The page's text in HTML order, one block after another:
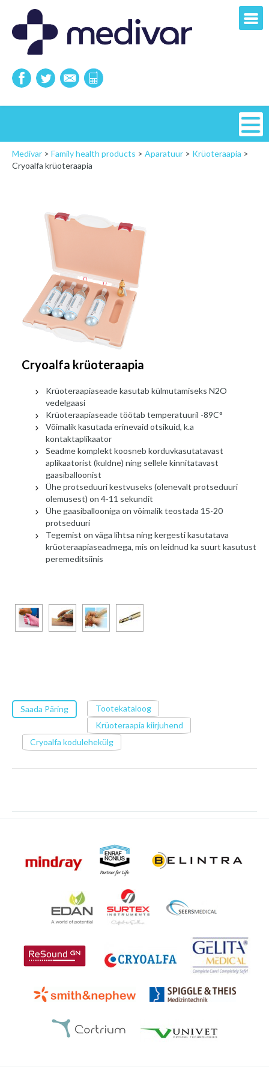
Medivar > Family health products > Aparatuur > Krüoteraapia >
Cryoalfa krüoteraapia
Cryoalfa krüoteraapia
Krüoteraapiaseade kasutab külmutamiseks N2O
vedelgaasi
Krüoteraapiaseade töötab temperatuuril -89C°
Võimalik kasutada erinevaid otsikuid, k.a
kontaktaplikaator
Seadme komplekt koosneb korduvkasutatavast
aplikaatorist (kuldne) ning sellele kinnitatavast
gaasiballoonist
Ühe protseduuri kestvuseks (olenevalt protseduuri
olemusest) on 4-11 sekundit
Ühe gaasiballooniga on võimalik teostada 15-20
protseduuri
Tegemist on väga lihtsa ning kergesti kasutatava
krüoteraapiaseadmega, mis on leidnud ka suurt kasutust
peremeditsiinis
Saada Päring
Tootekataloog
Krüoteraapia kiirjuhend
Cryoalfa kodulehekülg